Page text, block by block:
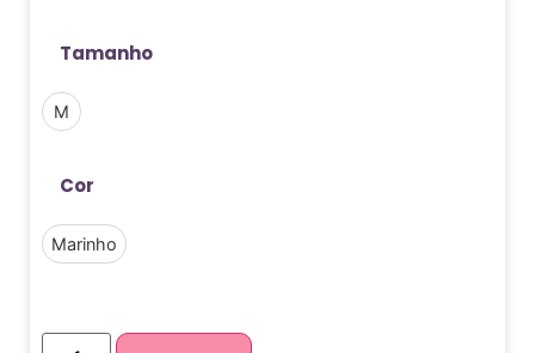
Tamanho
M
Cor
Marinho